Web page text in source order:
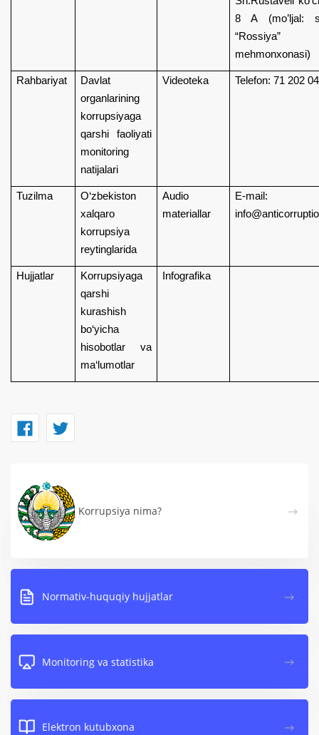
8 A (mo’ljal:
“Rossiya”
mehmonxonasi)
Rahbariyat
Davlat
organlarining
korrupsiyaga
qarshi faoliyati
monitoring
natijalari
Videoteka Telefon: 71 202
Tuzilma
O‘zbekiston
xalqaro
korrupsiya
reytinglarida
Audio
materiallar
E-mail:
Hujjatlar
Korrupsiyaga
qarshi
kurashish
bo‘yicha
hisobotlar va
ma‘lumotlar
Infografika
Korrupsiya nima?
Normativ-huquqiy hujjatlar
Monitoring va statistika
Elektron kutubxona